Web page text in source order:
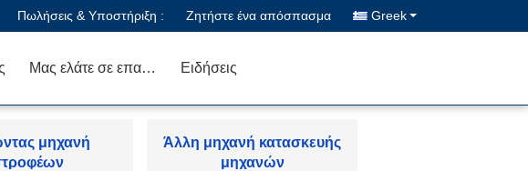
Πωλήσεις & Υποστήριξη : Ζητήστε ένα απόσπασμα Greek
Μας ελάτε σε επαφή με Ειδήσεις
μηχανή
σπειρών
Ανταλλακτικά ηλεκτρικών
κινητήρων